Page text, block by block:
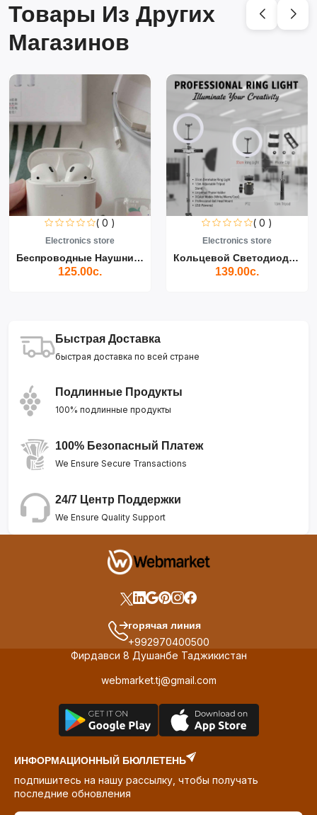
Товары Из Других
Магазинов
( 0 )
Electronics store
Беспроводные Наушники Air...
125.00с.
( 0 )
Electronics store
Кольцевой Светодиодный Св...
139.00с.
Быстрая Доставка
быстрая доставка по всей стране
Подлинные Продукты
100% подлинные продукты
100% Безопасный Платеж
We Ensure Secure Transactions
24/7 Центр Поддержки
We Ensure Quality Support
горячая линия
+992970400500
Фирдавси 8 Душанбе Таджикистан
webmarket.tj@gmail.com
ИНФОРМАЦИОННЫЙ БЮЛЛЕТЕНЬ
подпишитесь на нашу рассылку, чтобы получать
последние обновления